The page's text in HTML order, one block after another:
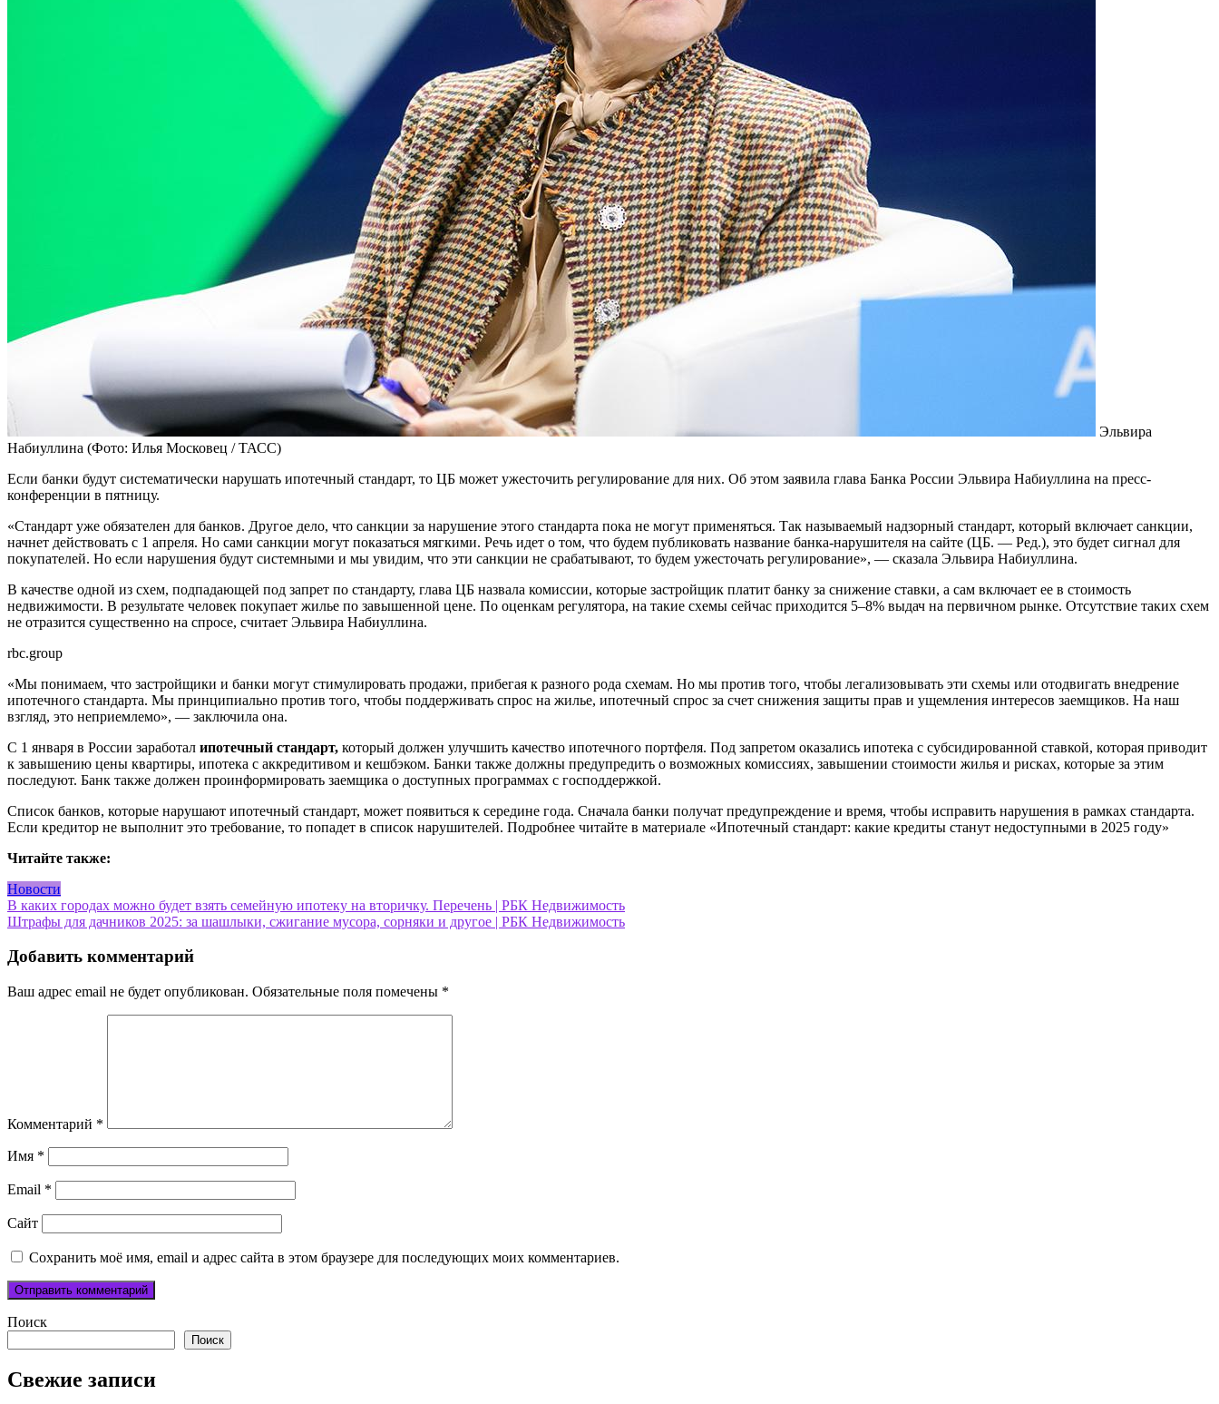
Эльвира
Набиуллина (Фото: Илья Московец / ТАСС)
Если банки будут систематически нарушать ипотечный стандарт, то ЦБ может ужесточить регулирование для них. Об этом заявила глава Банка России Эльвира Набиуллина на пресс-
конференции в пятницу.
«Стандарт уже обязателен для банков. Другое дело, что санкции за нарушение этого стандарта пока не могут применяться. Так называемый надзорный стандарт, который включает санкции,
начнет действовать с 1 апреля. Но сами санкции могут показаться мягкими. Речь идет о том, что будем публиковать название банка-нарушителя на сайте (ЦБ. — Ред.), это будет сигнал для
покупателей. Но если нарушения будут системными и мы увидим, что эти санкции не срабатывают, то будем ужесточать регулирование», — сказала Эльвира Набиуллина.
В качестве одной из схем, подпадающей под запрет по стандарту, глава ЦБ назвала комиссии, которые застройщик платит банку за снижение ставки, а сам включает ее в стоимость
недвижимости. В результате человек покупает жилье по завышенной цене. По оценкам регулятора, на такие схемы сейчас приходится 5–8% выдач на первичном рынке. Отсутствие таких схем
не отразится существенно на спросе, считает Эльвира Набиуллина.
rbc.group
«Мы понимаем, что застройщики и банки могут стимулировать продажи, прибегая к разного рода схемам. Но мы против того, чтобы легализовывать эти схемы или отодвигать внедрение
ипотечного стандарта. Мы принципиально против того, чтобы поддерживать спрос на жилье, ипотечный спрос за счет снижения защиты прав и ущемления интересов заемщиков. На наш
взгляд, это неприемлемо», — заключила она.
С 1 января в России заработал ипотечный стандарт, который должен улучшить качество ипотечного портфеля. Под запретом оказались ипотека с субсидированной ставкой, которая приводит
к завышению цены квартиры, ипотека с аккредитивом и кешбэком. Банки также должны предупредить о возможных комиссиях, завышении стоимости жилья и рисках, которые за этим
последуют. Банк также должен проинформировать заемщика о доступных программах с господдержкой.
Список банков, которые нарушают ипотечный стандарт, может появиться к середине года. Сначала банки получат предупреждение и время, чтобы исправить нарушения в рамках стандарта.
Если кредитор не выполнит это требование, то попадет в список нарушителей. Подробнее читайте в материале «Ипотечный стандарт: какие кредиты станут недоступными в 2025 году»
Читайте также:
Новости
Навигация
по
записям
В каких городах можно будет взять семейную ипотеку на вторичку. Перечень | РБК Недвижимость
Штрафы для дачников 2025: за шашлыки, сжигание мусора, сорняки и другое | РБК Недвижимость
Добавить комментарий
Ваш адрес email не будет опубликован. Обязательные поля помечены *
Комментарий *
Имя *
Email *
Сайт
Сохранить моё имя, email и адрес сайта в этом браузере для последующих моих комментариев.
Поиск
Поиск
Свежие записи